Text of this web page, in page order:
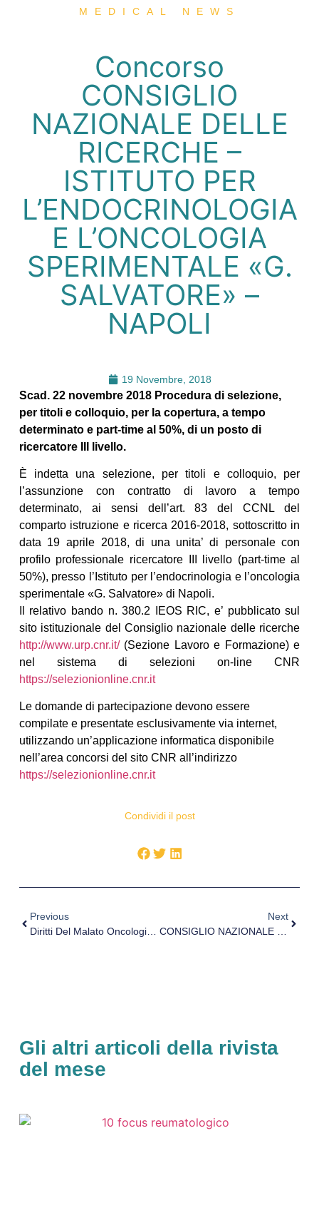
MEDICAL NEWS
Concorso
CONSIGLIO
NAZIONALE DELLE
RICERCHE –
ISTITUTO PER
L’ENDOCRINOLOGIA
E L’ONCOLOGIA
SPERIMENTALE «G.
SALVATORE» –
NAPOLI
19 Novembre, 2018
Scad. 22 novembre 2018 Procedura di selezione,
per titoli e colloquio, per la copertura, a tempo
determinato e part-time al 50%, di un posto di
ricercatore III livello.
È indetta una selezione, per titoli e colloquio, per
l’assunzione con contratto di lavoro a tempo
determinato, ai sensi dell’art. 83 del CCNL del
comparto istruzione e ricerca 2016-2018, sottoscritto in
data 19 aprile 2018, di una unita’ di personale con
profilo professionale ricercatore III livello (part-time al
50%), presso l’Istituto per l’endocrinologia e l’oncologia
sperimentale «G. Salvatore» di Napoli.
Il relativo bando n. 380.2 IEOS RIC, e’ pubblicato sul
sito istituzionale del Consiglio nazionale delle ricerche
http://www.urp.cnr.it/(Sezione Lavoro e Formazione) e
nel sistema di selezioni on-line CNR
https://selezionionline.cnr.it
Le domande di partecipazione devono essere
compilate e presentate esclusivamente via internet,
utilizzando un’applicazione informatica disponibile
nell’area concorsi del sito CNR all’indirizzo
https://selezionionline.cnr.it
Condividi il post
Previous
Diritti Del Malato Oncologico, Intervista Al Dott. De Maria
Next
Gli altri articoli della rivista
del mese